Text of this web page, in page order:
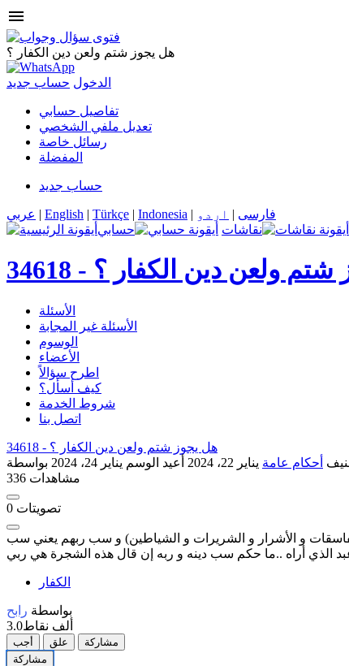
menu
هل يجوز شتم ولعن دين الكفار ؟
الدخول حساب جديد
تفاصيل حسابي
تعديل ملفي الشخصي
رسائل خاصة
المفضلة
حساب جديد
عربي | English | Türkçe | Indonesia | فارسی | اردو
نقاشات حسابي
34618 - شتم ولعن دين الكفار ؟
الأسئلة
الأسئلة غير المجابة
الوسوم
الأعضاء
اطرح سؤالاً
كيف أسأل؟
شروط الخدمة
اتصل بنا
34618 - هل يجوز شتم ولعن دين الكفار ؟
أحكام عامة يناير 22، 2024 أعيد الوسم يناير 24، 2024
336 مشاهدات
0 تصويتات
و الأشرار و الشريرات و الشياطين) و سب ربهم يعني سب
الذي أراه ..ما حكم سب دينه و ربه إن قال هذه الشجرة هي ربي
الكفار
بواسطة رابح
3.0ألف نقاط
أجب علق
مشاركة
مشاركة